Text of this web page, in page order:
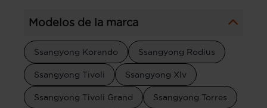
Modelos de la marca
Ssangyong Korando Ssangyong Rodius
Ssangyong Tivoli Ssangyong Xlv
Ssangyong Tivoli Grand Ssangyong Torres